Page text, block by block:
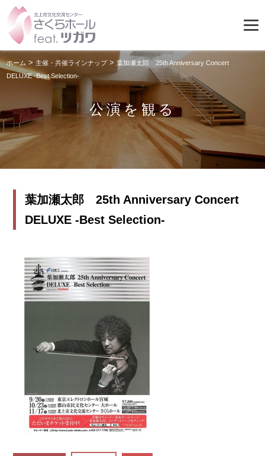
公演を観る
ホーム >主催・共催ラインナップ>葉加瀬太郎 25th Anniversary Concert
DELUXE -Best Selection-
葉加瀬太郎 25th Anniversary Concert
DELUXE -Best Selection-